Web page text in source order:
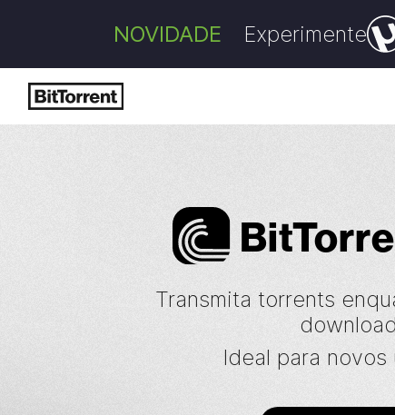
NOVIDADE Experimente
Bit
Transmita torrents
Ideal para novos